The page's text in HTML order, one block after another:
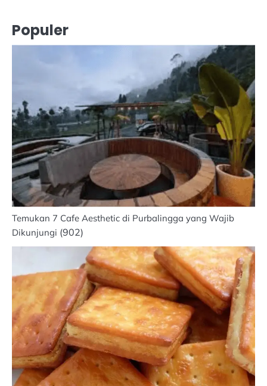
Populer
Temukan 7 Cafe Aesthetic di Purbalingga yang Wajib
Dikunjungi (902)